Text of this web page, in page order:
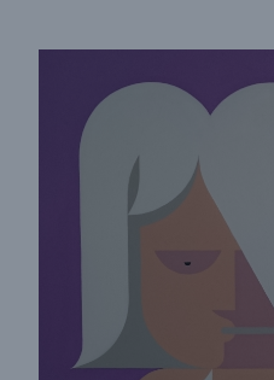
Sachdeckung durch